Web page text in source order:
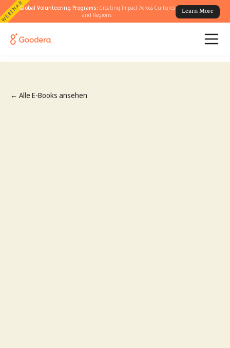
WEBINARGlobal Volunteering Programs: Creating Impact Across Cultures
and Regions
Learn More
← Alle E-Books ansehen